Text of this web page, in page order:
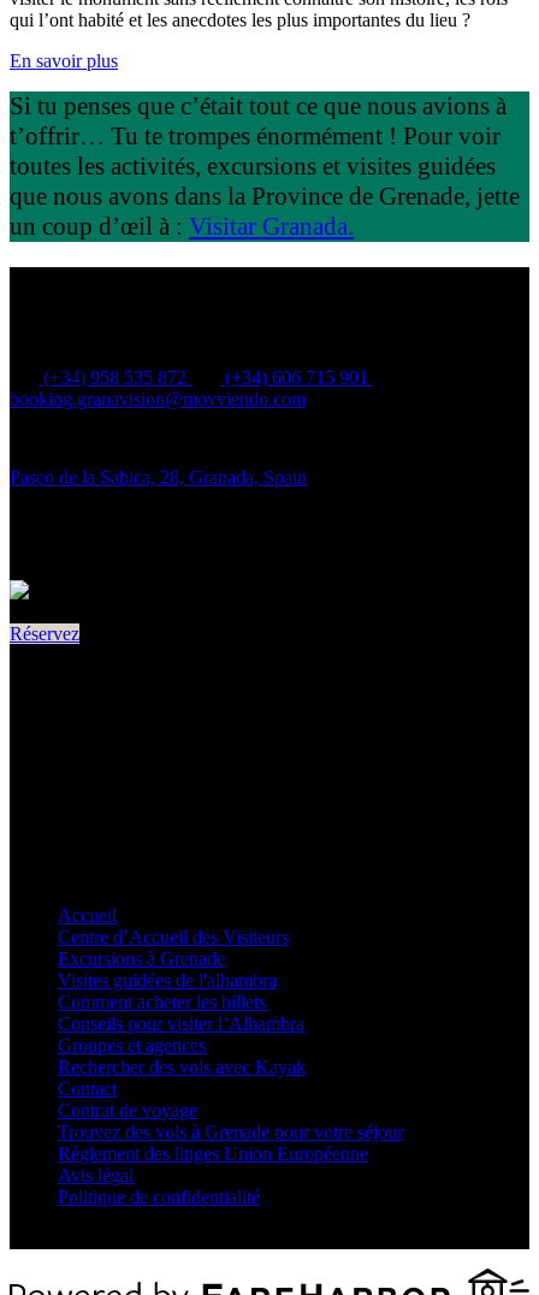
qui l’ont habité et les anecdotes les plus importantes du lieu ?
En savoir plus
Si tu penses que c’était tout ce que nous avions à
t’offrir… Tu te trompes énormément ! Pour voir
toutes les activités, excursions et visites guidées
que nous avons dans la Province de Grenade, jette
un coup d’œil à : Visitar Granada.
(+34) 958 535 872
(+34) 606 715 901
booking.granavision@movviendo.com
Paseo de la Sabica, 28, Granada, Spain
Réservez
Accueil
Centre d’Accueil des Visiteurs
Excursions à Grenade
Visites guidées de l'alhambra
Comment acheter les billets
Conseils pour visiter l’Alhambra
Groupes et agences
Rechercher des vols avec Kayak
Contact
Contrat de voyage
Trouvez des vols à Grenade pour votre séjour
Règlement des litiges Union Européenne
Avis légal
Politique de confidentialité